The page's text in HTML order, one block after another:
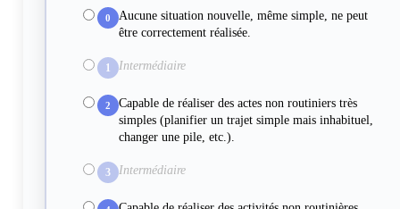
0
Aucune situation nouvelle, même simple, ne peut
être correctement réalisée.
1 Intermédiaire
2
Capable de réaliser des actes non routiniers très
simples (planifier un trajet simple mais inhabituel,
changer une pile, etc.).
3 Intermédiaire